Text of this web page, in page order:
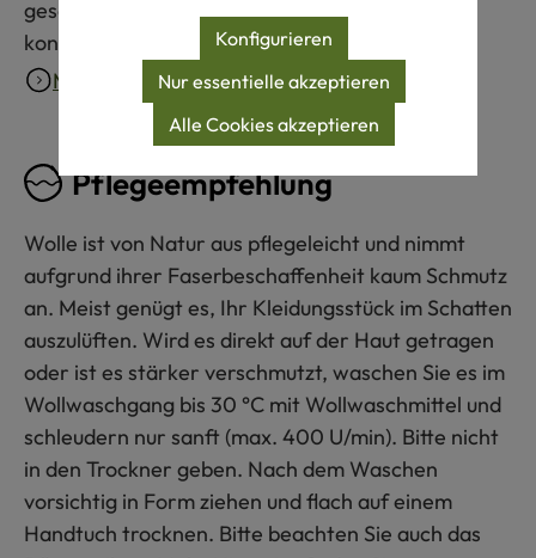
gesamten Lieferkette verantwortungsvoll
kontrolliert.
Mehr erfahren
Pflegeempfehlung
Wolle ist von Natur aus pflegeleicht und nimmt
aufgrund ihrer Faserbeschaffenheit kaum Schmutz
an. Meist genügt es, Ihr Kleidungsstück im Schatten
auszulüften. Wird es direkt auf der Haut getragen
oder ist es stärker verschmutzt, waschen Sie es im
Wollwaschgang bis 30 °C mit Wollwaschmittel und
schleudern nur sanft (max. 400 U/min). Bitte nicht
in den Trockner geben. Nach dem Waschen
vorsichtig in Form ziehen und flach auf einem
Handtuch trocknen. Bitte beachten Sie auch das
Nur essentielle akzeptieren
Konfigurieren
Alle Cookies akzeptieren